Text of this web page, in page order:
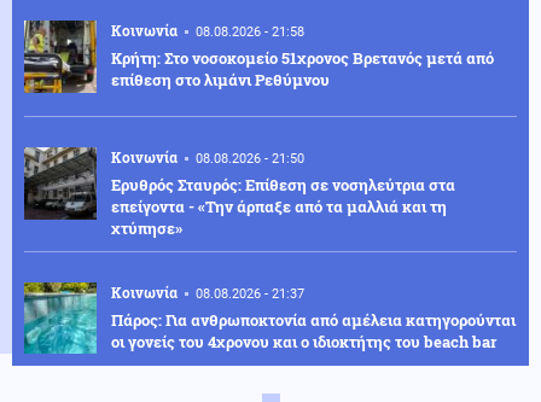
Κοινωνία 08.08.2026 - 21:58
Κρήτη: Στο νοσοκομείο 51χρονος Βρετανός μετά από
επίθεση στο λιμάνι Ρεθύμνου
Κοινωνία 08.08.2026 - 21:50
Ερυθρός Σταυρός: Επίθεση σε νοσηλεύτρια στα
επείγοντα - «Την άρπαξε από τα μαλλιά και τη
χτύπησε»
Κοινωνία 08.08.2026 - 21:37
Πάρος: Για ανθρωποκτονία από αμέλεια κατηγορούνται
οι γονείς του 4χρονου και ο ιδιοκτήτης του beach bar